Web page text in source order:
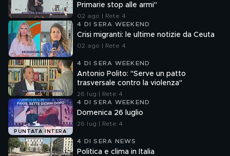
Primarie stop alle armi"
02 ago | Rete 4
4 DI SERA WEEKEND
Crisi migranti: le ultime notizie da Ceuta
02 ago | Rete 4
4 DI SERA WEEKEND
Antonio Polito: "Serve un patto
trasversale contro la violenza"
26 lug | Rete 4
PUNTATA INTERA
4 DI SERA WEEKEND
Domenica 26 luglio
26 lug | Rete 4
4 DI SERA NEWS
Politica e clima in Italia